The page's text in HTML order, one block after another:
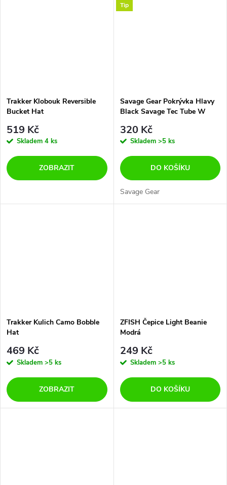
Trakker Klobouk Reversible
Bucket Hat
519 Kč
Skladem 4 ks
ZOBRAZIT
Tip
Savage Gear Pokrývka Hlavy
Black Savage Tec Tube W
320 Kč
Skladem >5 ks
DO KOŠÍKU
Savage Gear
Trakker Kulich Camo Bobble
Hat
469 Kč
Skladem >5 ks
ZOBRAZIT
ZFISH Čepice Light Beanie
Modrá
249 Kč
Skladem >5 ks
DO KOŠÍKU